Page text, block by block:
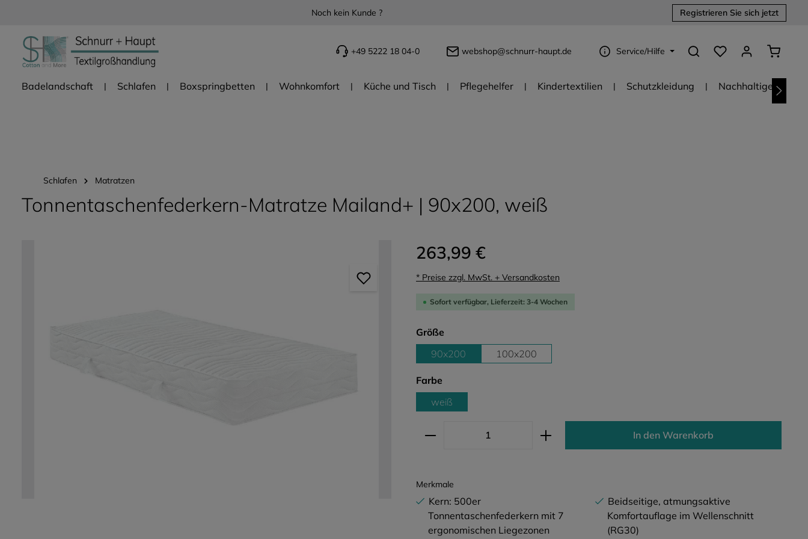
Noch kein Kunde ? Registrieren Sie sich jetzt
+49 5222 18 04-0 webshop@schnurr-haupt.de Service/Hilfe
Du hast 0 Produkte
Badelandschaft Schlafen Boxspringbetten Wohnkomfort Küche und Tisch Pflegehelfer Kindertextilien Schutzkleidung Nachhaltige
Schlafen Matratzen
Tonnentaschenfederkern-Matratze Mailand+ | 90x200, weiß
263,99 €
* Preise zzgl. MwSt. + Versandkosten
Sofort verfügbar, Lieferzeit: 3-4 Wochen
Größe
90x200
100x200
Farbe
weiß
Produkt Anzahl: Gib den gewünschten Wert ein oder
In den Warenkorb
Merkmale
Kern: 500er
Tonnentaschenfederkern mit 7
ergonomischen Liegezonen
Beidseitige, atmungsaktive
Komfortauflage im Wellenschnitt
(RG30)